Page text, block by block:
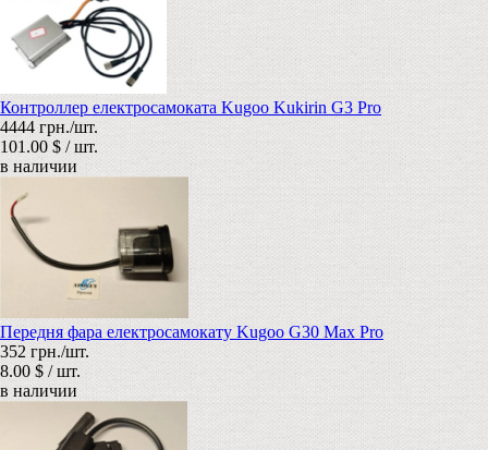
Контроллер електросамоката Kugoo Kukirin G3 Pro
4444 грн./шт.
101.00 $ / шт.
в наличии
Передня фара електросамокату Kugoo G30 Max Pro
352 грн./шт.
8.00 $ / шт.
в наличии